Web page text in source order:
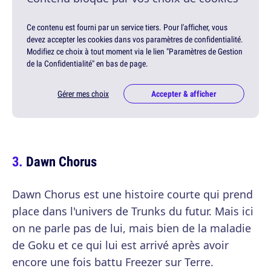
Ce contenu est fourni par un service tiers. Pour l'afficher, vous
devez accepter les cookies dans vos paramètres de confidentialité.
Modifiez ce choix à tout moment via le lien "Paramètres de Gestion
de la Confidentialité" en bas de page.
Gérer mes choix Accepter & afficher
Dawn Chorus
Dawn Chorus est une histoire courte qui prend
place dans l'univers de Trunks du futur. Mais ici
on ne parle pas de lui, mais bien de la maladie
de Goku et ce qui lui est arrivé après avoir
encore une fois battu Freezer sur Terre.